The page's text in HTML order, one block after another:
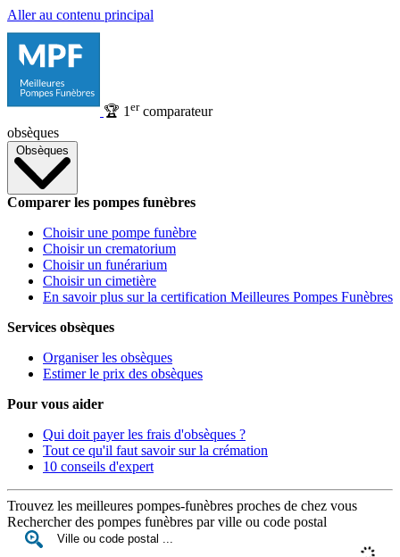
Aller au contenu principal
🏆 1 ercomparateur
obsèques
Obsèques
Comparer les pompes funèbres
Choisir une pompe funèbre
Choisir un crematorium
Choisir un funérarium
Choisir un cimetière
En savoir plus sur la certification Meilleures Pompes Funèbres
Services obsèques
Organiser les obsèques
Estimer le prix des obsèques
Pour vous aider
Qui doit payer les frais d'obsèques ?
Tout ce qu'il faut savoir sur la crémation
10 conseils d'expert
Trouvez les meilleures pompes-funèbres proches de chez vous
Rechercher des pompes funèbres par ville ou code postal